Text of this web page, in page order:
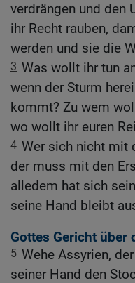
verdrängen und den
ihr Recht rauben,
werden und sie die
3 Was wollt ihr tun
wenn der Sturm
kommt? Zu wem
wo wollt ihr euren
4 Wer sich nicht mit
der muss mit den
alledem hat sich
seine Hand bleibt
Gottes Gericht über
5 Wehe Assyrien,
seiner Hand den